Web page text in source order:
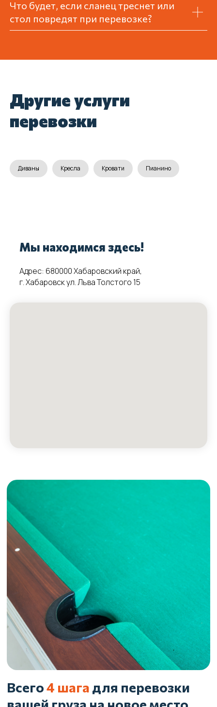
Что будет, если сланец треснет или
стол повредят при перевозке?
Другие услуги
перевозки
Диваны Кресла Кровати Пианино
Мы находимся здесь!
Адрес: 680000 Хабаровский край,
г. Хабаровск ул. Льва Толстого 15
4
Бесплатно
проконсультируем
телефону.